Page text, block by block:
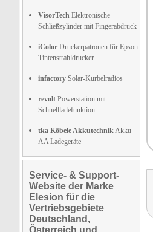
VisorTech Elektronische
Schließzylinder mit Fingerabdruck
iColor Druckerpatronen für Epson
Tintenstrahldrucker
infactory Solar-Kurbelradios
revolt Powerstation mit
Schnellladefunktion
tka Köbele AkkutechnikAkku
AA Ladegeräte
Service- & Support-
Website der Marke
Elesion für die
Vertriebsgebiete
Deutschland,
Österreich und